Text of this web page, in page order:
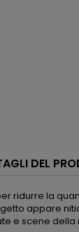
DEL
ridurre la
appare
e scene